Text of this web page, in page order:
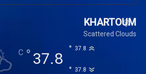
KHARTOUM
Scattered Clouds
37.8
°
C 37.8
°
37.8
°